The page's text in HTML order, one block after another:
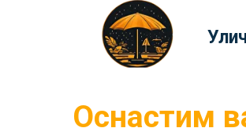
Оснастим